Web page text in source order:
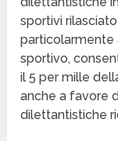
sportivi
particolarmente
sportivo,
il 5 per mille
anche a favore
dilettantistiche